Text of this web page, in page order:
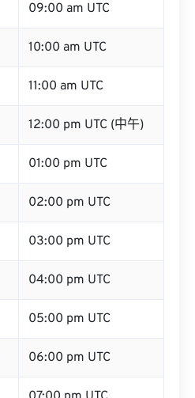
09:00 am UTC
10:00 am UTC
11:00 am UTC
12:00 pm UTC (中午)
01:00 pm UTC
02:00 pm UTC
03:00 pm UTC
04:00 pm UTC
05:00 pm UTC
06:00 pm UTC